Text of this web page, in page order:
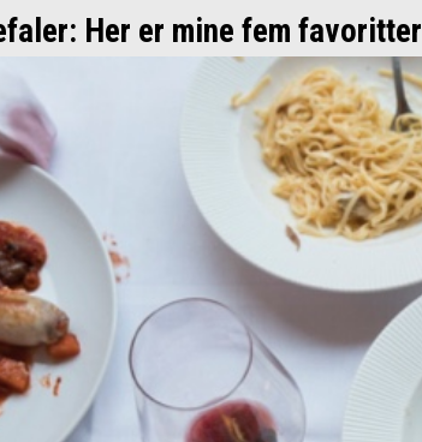
Her er mine fem favoritter